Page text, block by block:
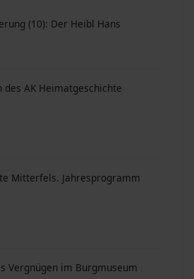
(10): Der Heibl Hans
des AK Heimatgeschichte
Mitterfels. Jahresprogramm
Vergnügen im Burgmuseum